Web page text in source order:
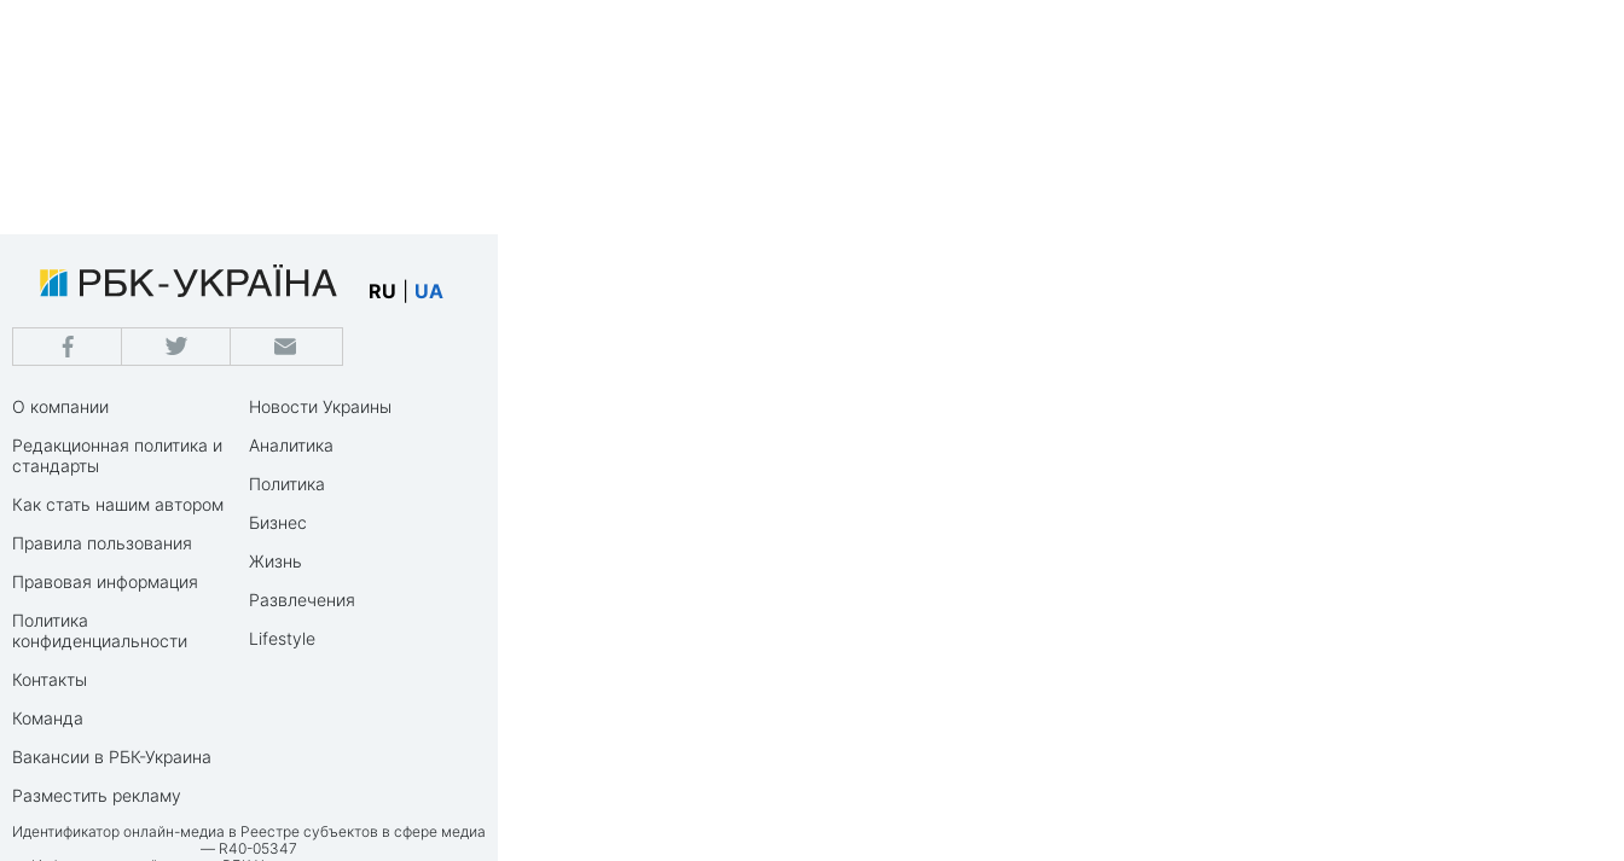
RU UA
О компании
Редакционная политика и
стандарты
Как стать нашим автором
Правила пользования
Правовая информация
Политика
конфиденциальности
Контакты
Команда
Вакансии в РБК-Украина
Разместить рекламу
Новости Украины
Аналитика
Политика
Бизнес
Жизнь
Развлечения
Lifestyle
Идентификатор онлайн-медиа в Реестре субъектов в сфере медиа
— R40-05347